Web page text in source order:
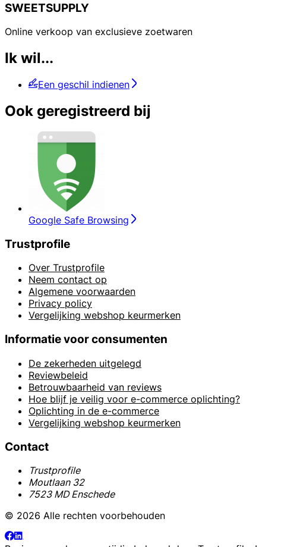
SWEETSUPPLY
Online verkoop van exclusieve zoetwaren
Ik wil...
Een geschil indienen
Ook geregistreerd bij
Google Safe Browsing
Trustprofile
Over Trustprofile
Neem contact op
Algemene voorwaarden
Privacy policy
Vergelijking webshop keurmerken
Informatie voor consumenten
De zekerheden uitgelegd
Reviewbeleid
Betrouwbaarheid van reviews
Hoe blijf je veilig voor e-commerce oplichting?
Oplichting in de e-commerce
Vergelijking webshop keurmerken
Contact
Trustprofile
Moutlaan 32
7523 MD Enschede
© 2026 Alle rechten voorbehouden